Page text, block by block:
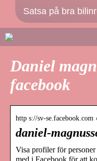
Satsa på bra
Daniel
facebook
http s://sv-se.facebook.com
daniel-
Visa profiler för
med i Facebook för att